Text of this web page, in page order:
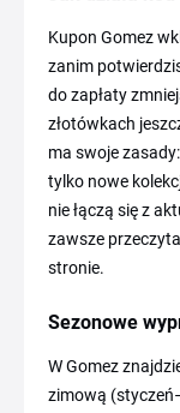
Kupon Gomez
zanim
do zapłaty
złotówkach
ma swoje
tylko nowe
nie łączą się z
zawsze
stronie.
Sezonowe
W Gomez
zimową